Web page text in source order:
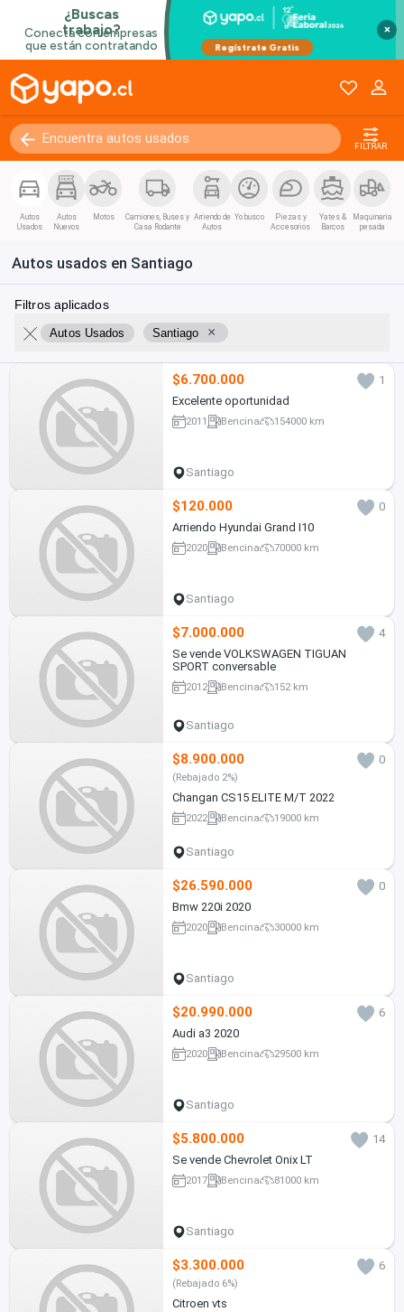
×
FILTRAR
Autos
Usados
Autos
Nuevos
Motos
Camiones, Buses y
Casa Rodante
Arriendo de
Autos
Yo busco
Piezas y
Accesorios
Yates &
Barcos
Maquinaria
pesada
Autos usados en Santiago
Filtros aplicados
Autos Usados Santiago ×
$6.700.000
1
Excelente oportunidad
2011 Bencina 154000 km
Santiago
$120.000
0
Arriendo Hyundai Grand I10
2020 Bencina 70000 km
Santiago
$7.000.000
4
Se vende VOLKSWAGEN TIGUAN
SPORT conversable
2012 Bencina 152 km
Santiago
$8.900.000 0
(Rebajado 2%)
Changan CS15 ELITE M/T 2022
2022 Bencina 19000 km
Santiago
$26.590.000
0
Bmw 220i 2020
2020 Bencina 30000 km
Santiago
$20.990.000
6
Audi a3 2020
2020 Bencina 29500 km
Santiago
$5.800.000
14
Se vende Chevrolet Onix LT
2017 Bencina 81000 km
Santiago
$3.300.000 6
(Rebajado 6%)
Citroen vts